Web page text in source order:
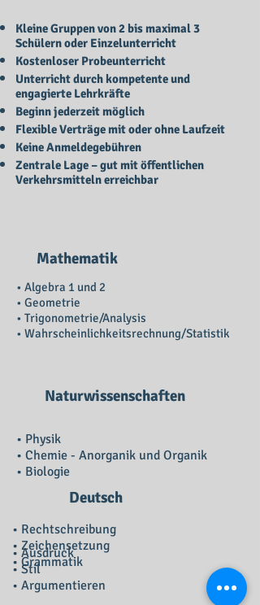
Kleine Gruppen von 2 bis maximal 3
Schülern oder Einzelunterricht
Kostenloser Probeunterricht
Unterricht durch kompetente und
engagierte Lehrkräfte
Beginn jederzeit möglich
Flexible Verträge mit oder ohne Laufzeit
Keine Anmeldegebühren
Zentrale Lage – gut mit öffentlichen
Verkehrsmitteln erreichbar
• Algebra 1 und 2
• Geometrie
• Trigonometrie/Analysis
• Wahrscheinlichkeitsrechnung/Statistik
• Physik
• Chemie - Anorganik und Organik
• Biologie
• Rechtschreibung
• Zeichensetzung
• Grammatik
• Ausdruck
• Stil
• Argumentieren
Naturwissenschaften
Deutsch
Mathematik